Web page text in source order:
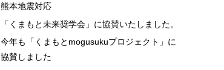
熊本地震対応
「くまもと未来奨学会」に協賛いたしました。
今年も「くまもとmogusukuプロジェクト」に
協賛しました